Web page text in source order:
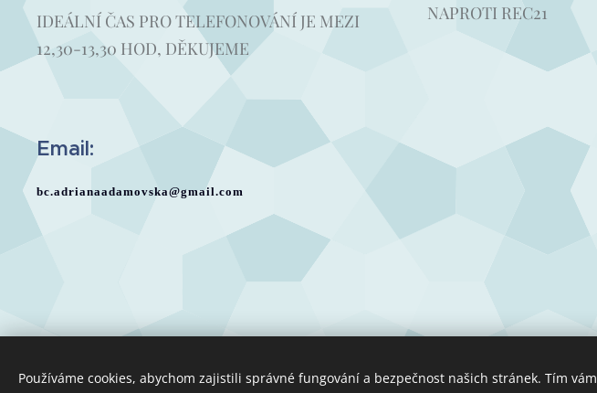
IDEÁLNÍ ČAS PRO TELEFONOVÁNÍ JE MEZI
12,30-13,30 HOD, DĚKUJEME
Email:
bc.adrianaadamovska@gmail.com
NAPROTI REC21
Používáme cookies, abychom zajistili správné fungování a bezpečnost našich stránek. Tím vám